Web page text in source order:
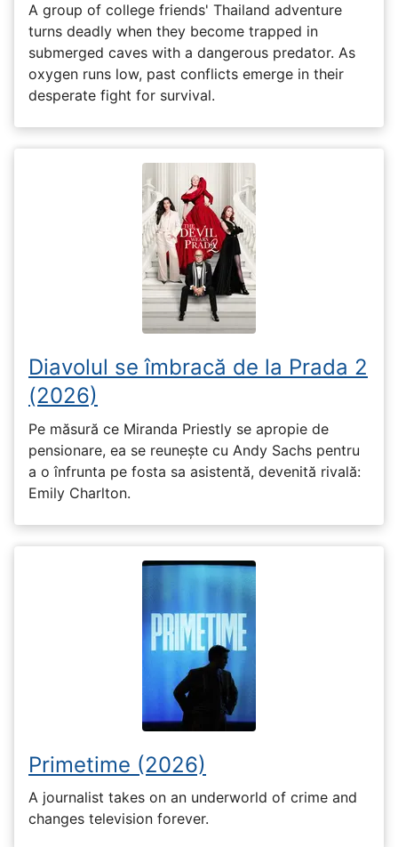
A group of college friends' Thailand adventure
turns deadly when they become trapped in
submerged caves with a dangerous predator. As
oxygen runs low, past conflicts emerge in their
desperate fight for survival.
Diavolul se îmbracă de la Prada 2
(2026)
Pe măsură ce Miranda Priestly se apropie de
pensionare, ea se reunește cu Andy Sachs pentru
a o înfrunta pe fosta sa asistentă, devenită rivală:
Emily Charlton.
Primetime (2026)
A journalist takes on an underworld of crime and
changes television forever.